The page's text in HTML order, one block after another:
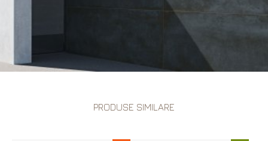
PRODUSE SIMILARE